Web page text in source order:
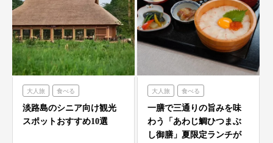
大人旅 食べる
フレンチの森 古酒の舎
禅坊靖寧 のじまスコーラ
淡路島のシニア向け観光
スポットおすすめ10選
大人旅 食べる
海神人の食卓
一膳で三通りの旨みを味
わう「あわじ鯛ひつまぶ
し御膳」夏限定ランチが